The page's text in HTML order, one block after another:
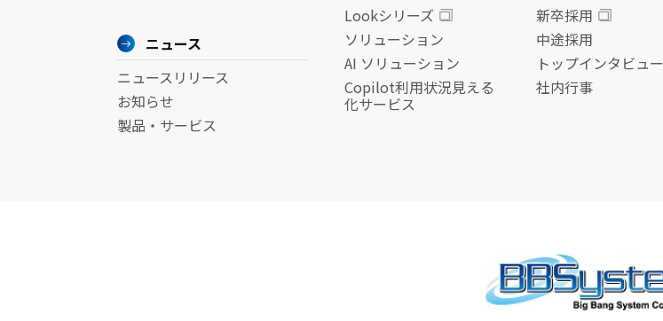
ニュース
ニュースリリース
お知らせ
製品・サービス
Lookシリーズ
ソリューション
AI ソリューション
Copilot利用状況見える
化サービス
新卒採用
中途採用
トップインタビュー
社内行事